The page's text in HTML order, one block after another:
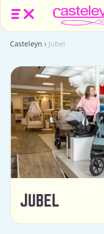
Casteleyn Jubel
JUBEL